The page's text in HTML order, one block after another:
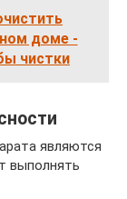
доме -
чистки
являются
выполнять